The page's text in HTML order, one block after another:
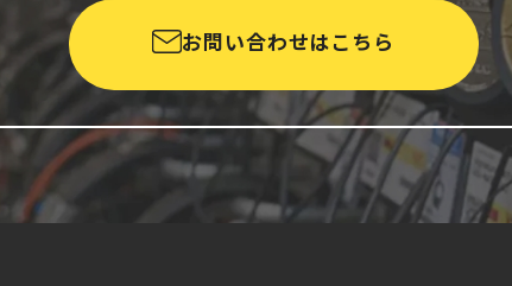
お問い合わせはこちら